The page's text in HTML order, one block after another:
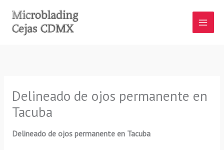
contenido
Delineado de ojos permanente en
Tacuba
Delineado de ojos permanente en Tacuba